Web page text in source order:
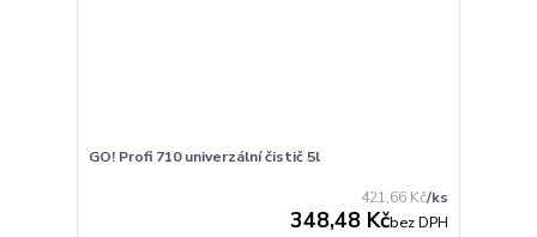
GO! Profi 710 univerzální čistič 5l
421,66 Kč/ks
348,48 Kčbez DPH